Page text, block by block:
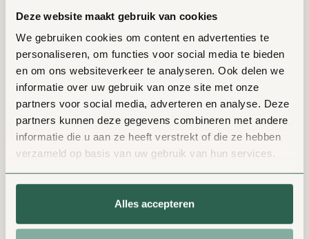
Deze website maakt gebruik van cookies
We gebruiken cookies om content en advertenties te
personaliseren, om functies voor social media te bieden
en om ons websiteverkeer te analyseren. Ook delen we
informatie over uw gebruik van onze site met onze
partners voor social media, adverteren en analyse. Deze
partners kunnen deze gegevens combineren met andere
informatie die u aan ze heeft verstrekt of die ze hebben
verzameld op basis van uw gebruik van hun services.
Alles accepteren
Het hybride systeem
Het all-electric systeem
Het PVT-systeem voor corporatiewoningen
Het PVT-systeem voor utiliteitsbouw
collector in één(hybride). PVT-panelen zijn
zonnepanelen die niet alleen elektriciteit
opwekken, maar ook thermische energie
(warmte) aan de buitenlucht onttrekken.
Volthera is dus een krachtig en hoogwaardig
afgewerkt paneel dat zowel elektriciteit opwekt
en warmte genereert. Doordat de thermische
collector achter hetzonnepaneel past, hebben
Volthera panelen er hetzelfde uit als
zonnepanelen, waardoor er qua uiterlijk geen
verschil is tussen de Volthera panelen en extra